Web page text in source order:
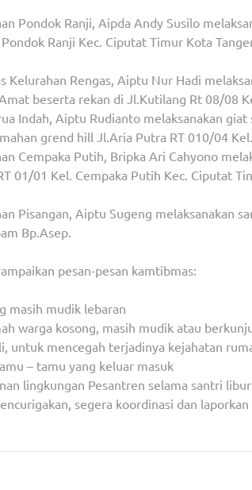
Pondok Ranji, Aipda Andy Susilo
Ranji Kec. Ciputat Timur Kota
Kelurahan Rengas, Aiptu Nur Hadi
beserta rekan di Jl.Kutilang Rt 08/08
Indah, Aiptu Rudianto melaksanakan
grend hill Jl.Aria Putra RT 010/04
Cempaka Putih, Bripka Ari Cahyono
01/01 Kel. Cempaka Putih Kec. Ciputat
Pisangan, Aiptu Sugeng melaksanakan
Bp.Asep.
pesan-pesan kamtibmas:
masih mudik lebaran
warga kosong, masih mudik atau
untuk mencegah terjadinya kejahatan
– tamu yang keluar masuk
lingkungan Pesantren selama santri
segera koordinasi dan